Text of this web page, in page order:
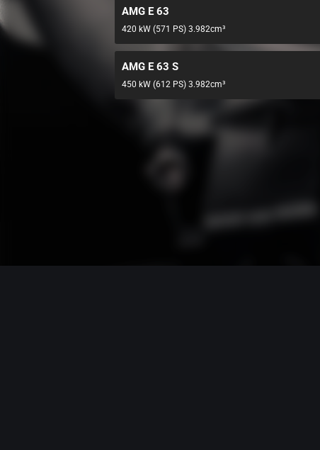
AMG E 63
420 kW (571 PS) 3.982cm³
AMG E 63 S
450 kW (612 PS) 3.982cm³